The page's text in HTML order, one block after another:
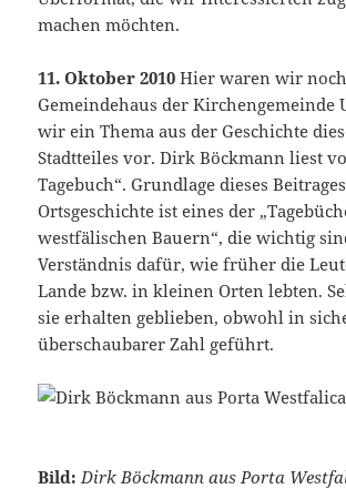
machen möchten.
11. Oktober 2010 Hier waren wir
Gemeindehaus der Kirchengemeinde
wir ein Thema aus der Geschichte
Stadtteiles vor. Dirk Böckmann liest
Tagebuch“. Grundlage dieses
Ortsgeschichte ist eines der
westfälischen Bauern“, die wichtig
Verständnis dafür, wie früher die
Lande bzw. in kleinen Orten lebten.
sie erhalten geblieben, obwohl in
überschaubarer Zahl geführt.
Bild: Dirk Böckmann aus Porta